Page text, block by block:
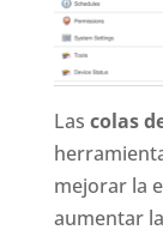
Las colas
mejorar la
aumentar